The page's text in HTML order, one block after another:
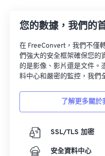
您的數據，我們的
在 FreeConvert，我們不僅
們強大的安全框架確保您的
的是影像、影片還是文件。
料中心和嚴密的監控，我們
了解更多關
SSL/TLS 加密
安全資料中心